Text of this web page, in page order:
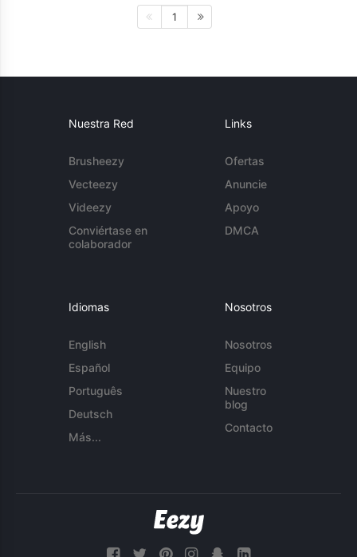
1
Nuestra Red
Brusheezy
Vecteezy
Videezy
Conviértase en
colaborador
Links
Ofertas
Anuncie
Apoyo
DMCA
Idiomas
English
Español
Português
Deutsch
Más...
Nosotros
Nosotros
Equipo
Nuestro
blog
Contacto